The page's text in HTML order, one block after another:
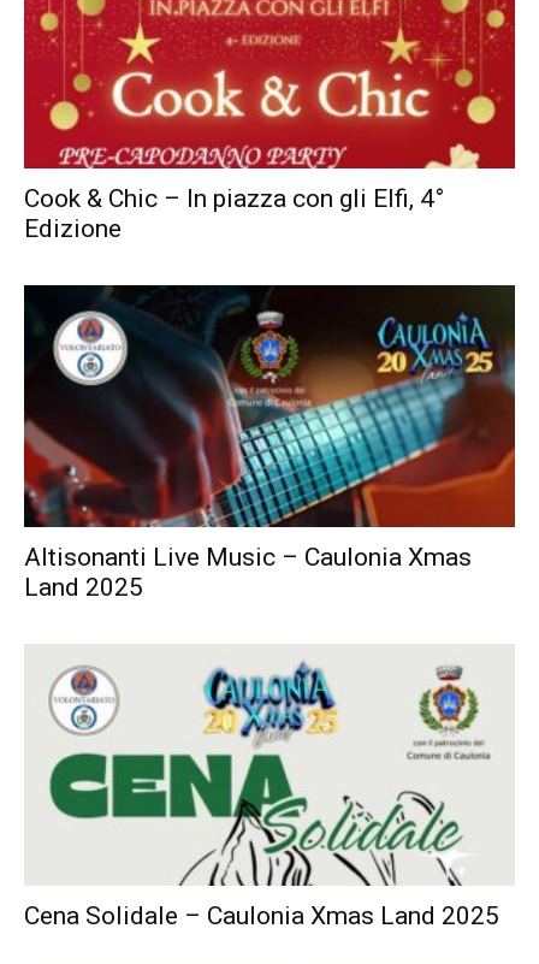
Cook & Chic – In piazza con gli Elfi, 4°
Edizione
Altisonanti Live Music – Caulonia Xmas
Land 2025
Cena Solidale – Caulonia Xmas Land 2025